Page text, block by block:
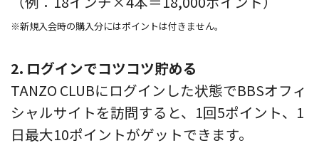
※新規入会時の購入分にはポイントは付きません。
2. ログインでコツコツ貯める
TANZO CLUBにログインした状態でBBSオフィ
シャルサイトを訪問すると、1回5ポイント、1
日最大10ポイントがゲットできます。